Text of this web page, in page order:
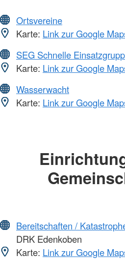
Ortsvereine
Karte: Link zur Google
SEG Schnelle
Karte: Link zur Google
Wasserwacht
Karte: Link zur Google
Bereitschaften /
DRK Edenkoben
Karte: Link zur Google